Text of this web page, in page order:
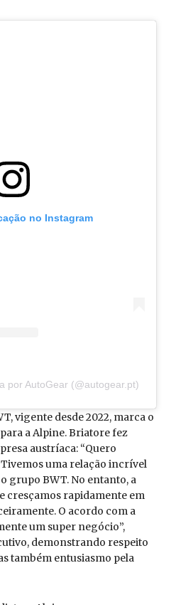
no Instagram
por AutoGear (@autogear.pt)
vigente desde 2022, marca o
a Alpine. Briatore fez
austríaca: “Quero
uma relação incrível
grupo BWT. No entanto, a
cresçamos rapidamente em
O acordo com a
um super negócio”,
demonstrando respeito
também entusiasmo pela